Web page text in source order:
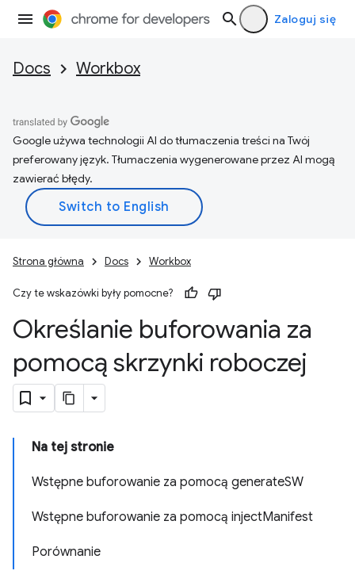
Zaloguj się
Docs Workbox
Google używa technologii AI do tłumaczenia treści na Twój
preferowany język. Tłumaczenia wygenerowane przez AI mogą
zawierać błędy.
Strona główna Docs Workbox
Czy te wskazówki były pomocne?
Określanie buforowania za
pomocą skrzynki roboczej
Na tej stronie
Wstępne buforowanie za pomocą generateSW
Wstępne buforowanie za pomocą injectManifest
Porównanie